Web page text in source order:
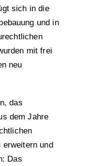
sich in die
und in
mit frei
neu
das
dem Jahre
erweitern und
Das